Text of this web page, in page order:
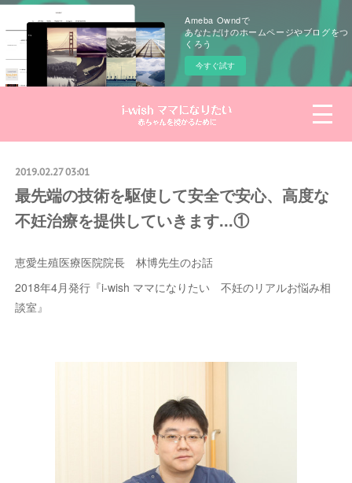
Ameba Owndで
あなただけのホームページやブログをつ
くろう
今すぐ試す
2019.02.27 03:01
最先端の技術を駆使して安全で安心、高度な
不妊治療を提供していきます...①
恵愛生殖医療医院院長 林博先生のお話
2018年4月発行『i-wish ママになりたい 不妊のリアルお悩み相
談室』